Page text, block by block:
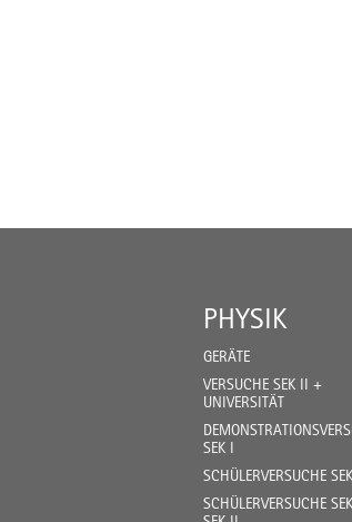
PHYSIK
GERÄTE
VERSUCHE SEK II +
UNIVERSITÄT
SEK I
SCHÜLERVERSUCHE
SCHÜLERVERSUCHE